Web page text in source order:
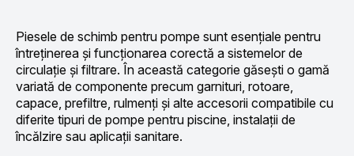
Piesele de schimb pentru pompe sunt esențiale pentru
întreținerea și funcționarea corectă a sistemelor de
circulație și filtrare. În această categorie găsești o gamă
variată de componente precum garnituri, rotoare,
capace, prefiltre, rulmenți și alte accesorii compatibile cu
diferite tipuri de pompe pentru piscine, instalații de
încălzire sau aplicații sanitare.